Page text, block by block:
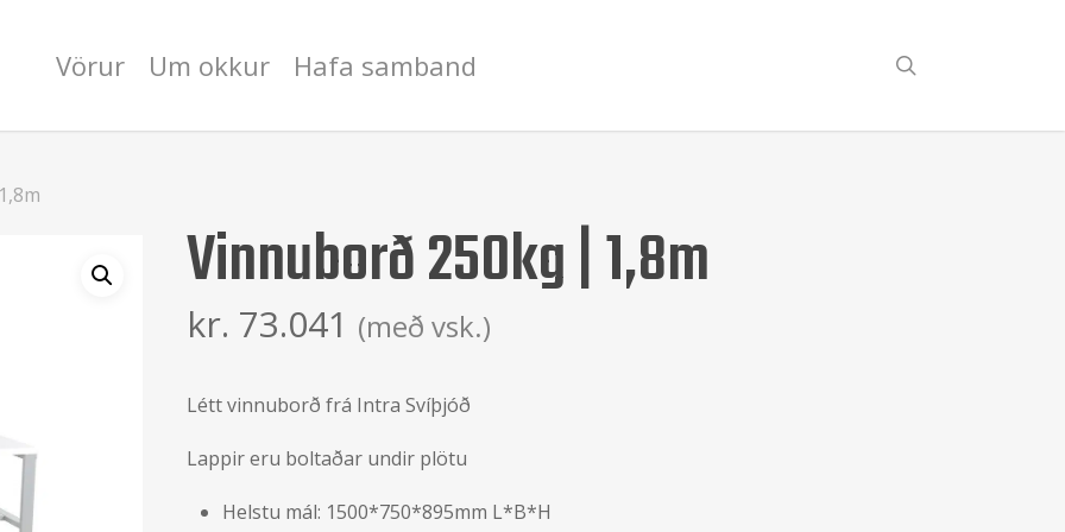
Vörur Um okkur Hafa samband
Vinnuborð 250kg | 1,8m
kr. 73.041 (með vsk.)
Létt vinnuborð frá Intra Svíþjóð
Lappir eru boltaðar undir plötu
Helstu mál: 1500*750*895mm L*B*H